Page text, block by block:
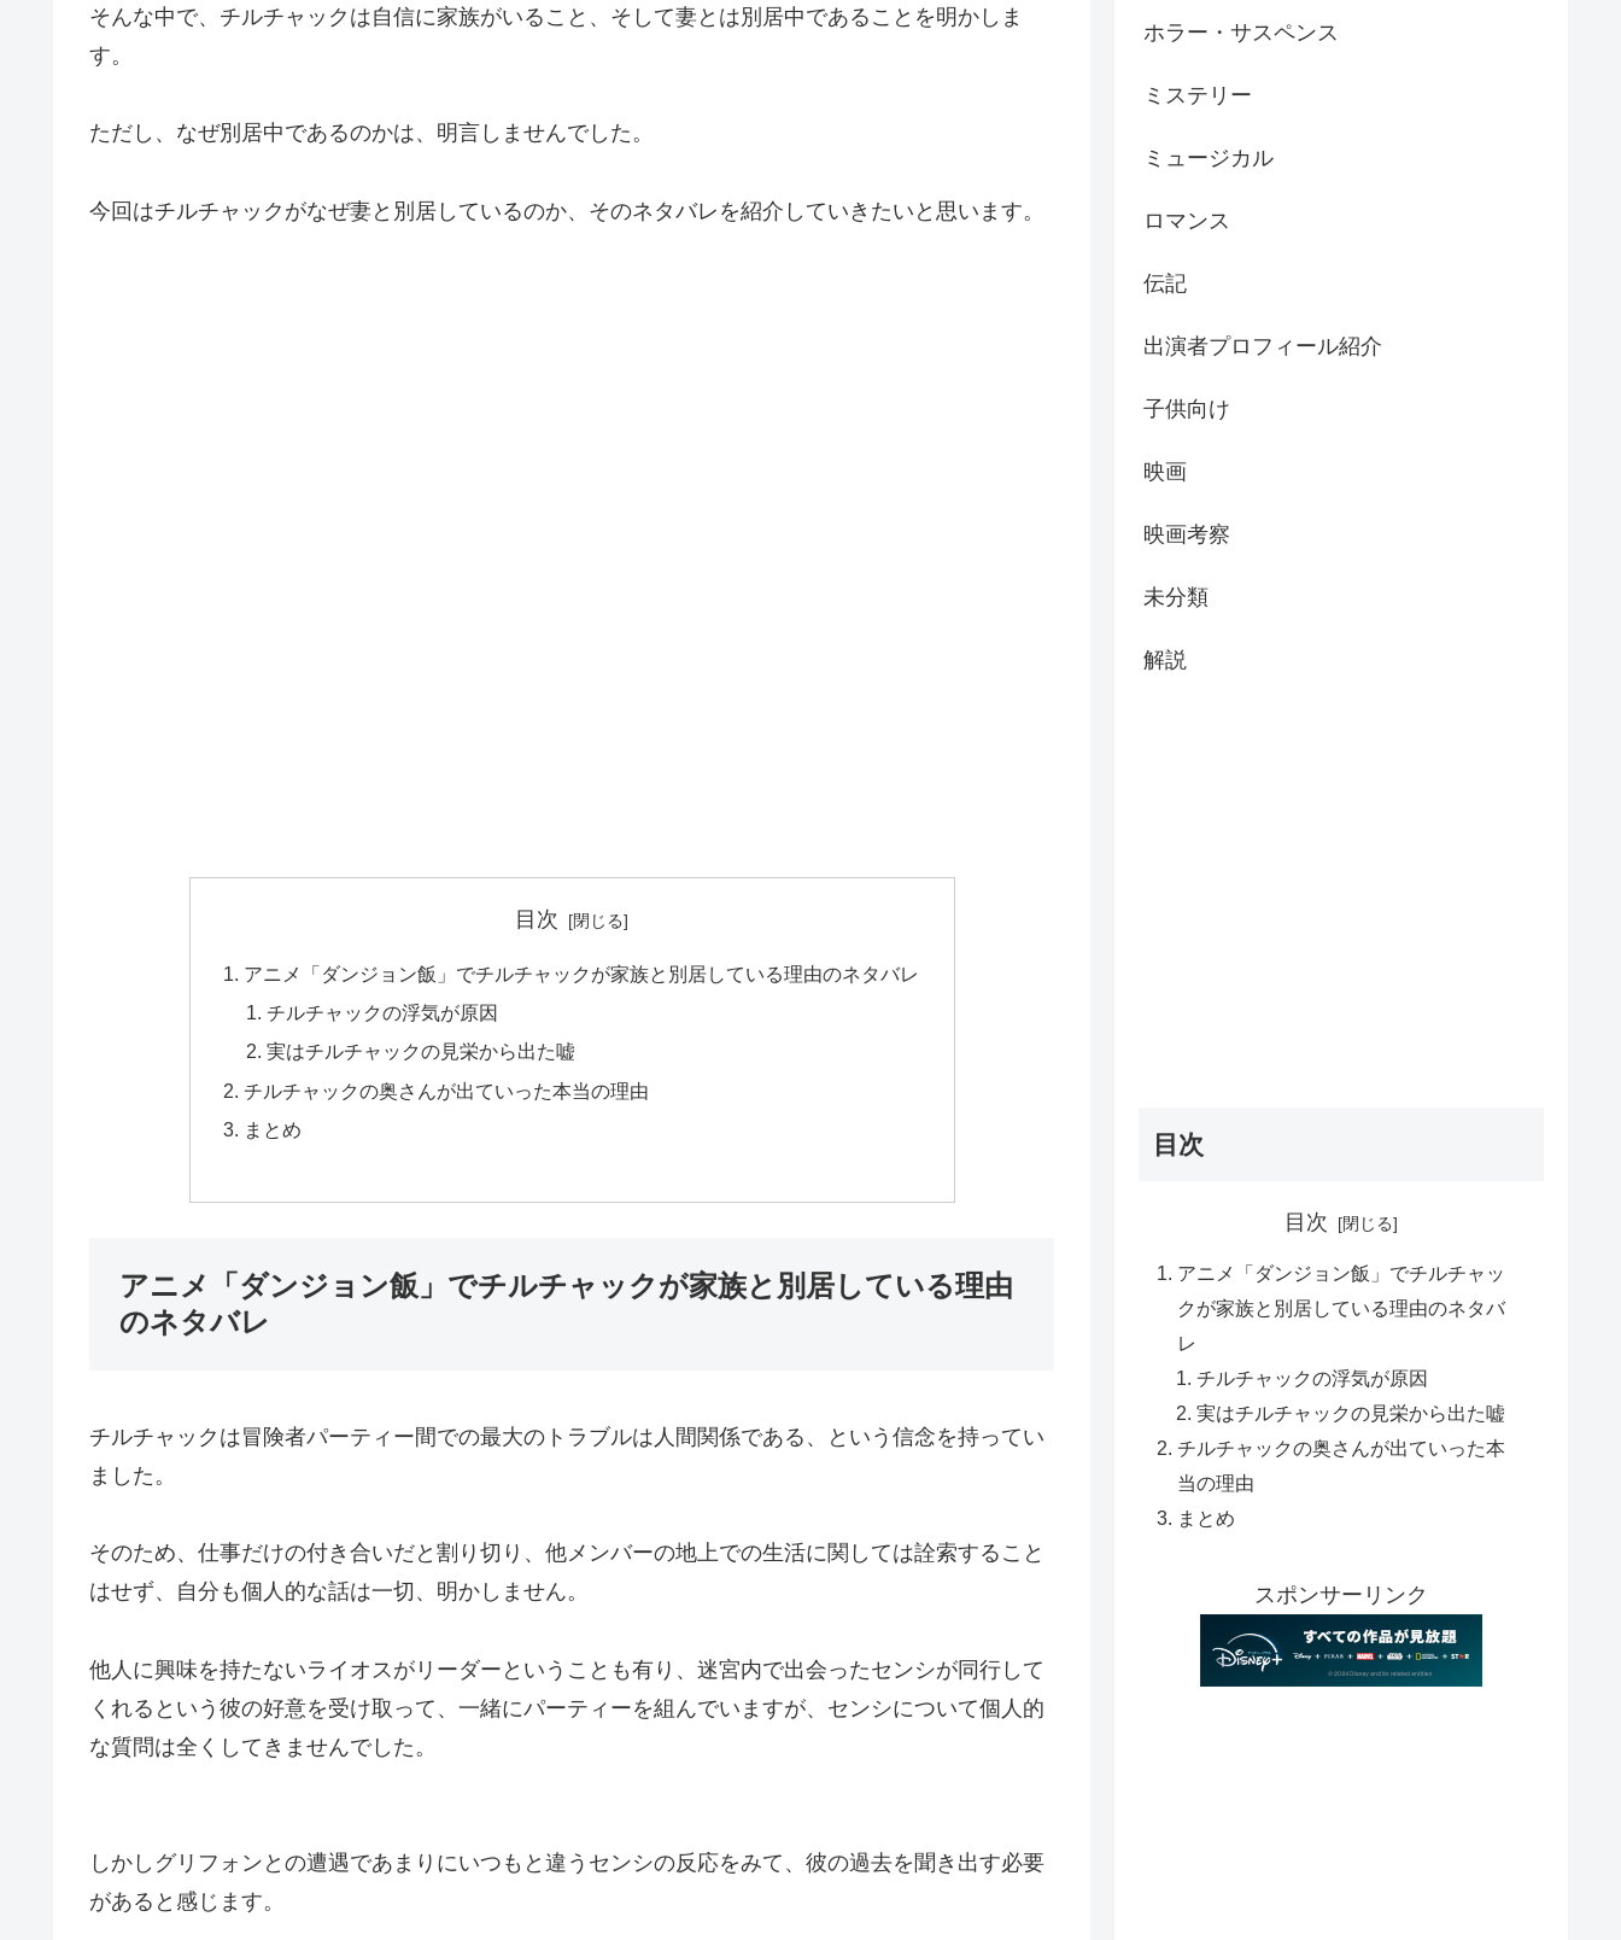
そんな中で、チルチャックは自信に家族がいること、そして妻とは別居中であることを明かしま
す。
ただし、なぜ別居中であるのかは、明言しませんでした。
今回はチルチャックがなぜ妻と別居しているのか、そのネタバレを紹介していきたいと思います。
目次
アニメ「ダンジョン飯」でチルチャックが家族と別居している理由のネタバレ
チルチャックの浮気が原因
実はチルチャックの見栄から出た嘘
チルチャックの奥さんが出ていった本当の理由
まとめ
アニメ「ダンジョン飯」でチルチャックが家族と別居している理由
のネタバレ
チルチャックは冒険者パーティー間での最大のトラブルは人間関係である、という信念を持ってい
ました。
そのため、仕事だけの付き合いだと割り切り、他メンバーの地上での生活に関しては詮索すること
はせず、自分も個人的な話は一切、明かしません。
他人に興味を持たないライオスがリーダーということも有り、迷宮内で出会ったセンシが同行して
くれるという彼の好意を受け取って、一緒にパーティーを組んでいますが、センシについて個人的
な質問は全くしてきませんでした。
しかしグリフォンとの遭遇であまりにいつもと違うセンシの反応をみて、彼の過去を聞き出す必要
があると感じます。
ホラー・サスペンス
ミステリー
ミュージカル
ロマンス
伝記
出演者プロフィール紹介
子供向け
映画
映画考察
未分類
解説
目次
目次
アニメ「ダンジョン飯」でチルチャッ
クが家族と別居している理由のネタバ
レ
チルチャックの浮気が原因
実はチルチャックの見栄から出た嘘
チルチャックの奥さんが出ていった本
当の理由
まとめ
スポンサーリンク